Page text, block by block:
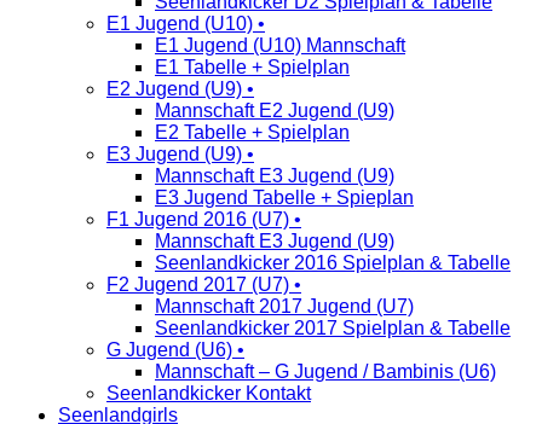
E1 Jugend (U10) •
E1 Jugend (U10) Mannschaft
E1 Tabelle + Spielplan
E2 Jugend (U9) •
Mannschaft E2 Jugend (U9)
E2 Tabelle + Spielplan
E3 Jugend (U9) •
Mannschaft E3 Jugend (U9)
E3 Jugend Tabelle + Spieplan
F1 Jugend 2016 (U7) •
Mannschaft E3 Jugend (U9)
Seenlandkicker 2016 Spielplan & Tabelle
F2 Jugend 2017 (U7) •
Mannschaft 2017 Jugend (U7)
Seenlandkicker 2017 Spielplan & Tabelle
G Jugend (U6) •
Mannschaft – G Jugend / Bambinis (U6)
Seenlandkicker Kontakt
Seenlandgirls